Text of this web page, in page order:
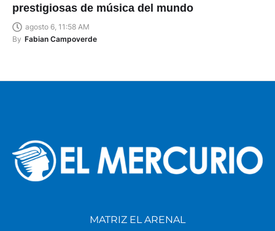
prestigiosas de música del mundo
agosto 6, 11:58 AM
By Fabian Campoverde
MATRIZ EL ARENAL